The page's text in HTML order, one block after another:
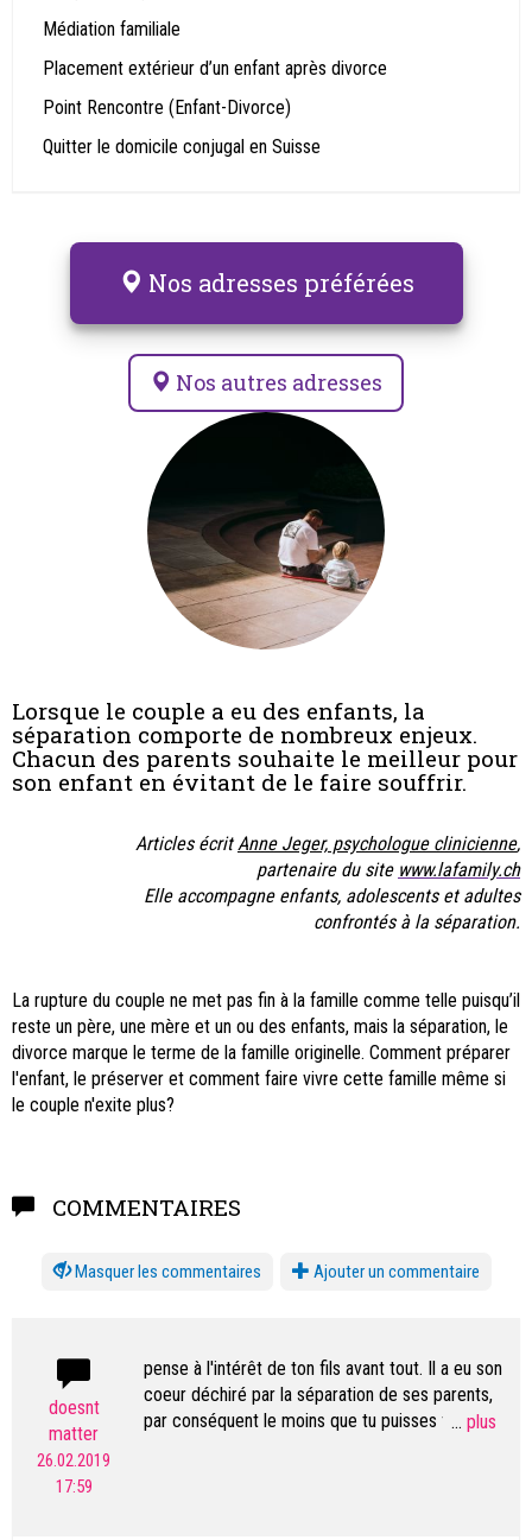
Médiation familiale
Placement extérieur d’un enfant après divorce
Point Rencontre (Enfant-Divorce)
Quitter le domicile conjugal en Suisse
Nos adresses préférées
Nos autres adresses
Lorsque le couple a eu des enfants, la
séparation comporte de nombreux enjeux.
Chacun des parents souhaite le meilleur pour
son enfant en évitant de le faire souffrir.
Articles écritAnne Jeger, psychologue clinicienne,
partenaire du site www.lafamily.ch
Elle accompagne enfants, adolescents et adultes
confrontés à la séparation.
La rupture du couple ne met pas fin à la famille comme telle puisqu’il
reste un père, une mère et un ou des enfants, mais la séparation, le
divorce marque le terme de la famille originelle. Comment préparer
l'enfant, le préserver et comment faire vivre cette famille même si
le couple n'exite plus?
COMMENTAIRES
les commentaires Ajouter un commentaire
doesnt
matter
26.02.2019
17:59
pense à l'intérêt de ton fils avant tout. Il a eu son
coeur déchiré par la séparation de ses parents,
par conséquent le moins que tu puisses faire
...